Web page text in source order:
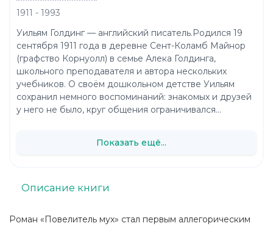
Роман «Повелитель мух» стал первым аллегорическим
Описание книги
1911 - 1993
Уильям Голдинг — английский писатель.Родился 19
сентября 1911 года в деревне Сент-Коламб Майнор
(графство Корнуолл) в семье Алека Голдинга,
школьного преподавателя и автора нескольких
учебников. О своём дошкольном детстве Уильям
сохранил немного воспоминаний: знакомых и друзей
у него не было, круг общения ограничивался...
Показать ещё...